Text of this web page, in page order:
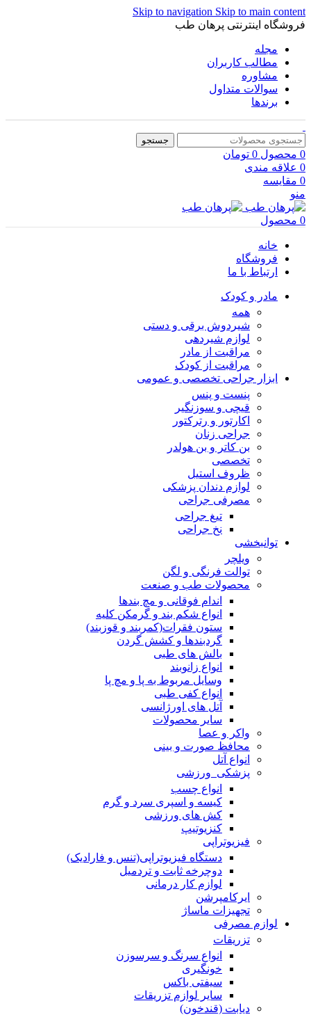
Skip to navigation Skip to main content
فروشگاه اینترنتی پرهان طب
مجله
مطالب کاربران
مشاوره
سوالات متداول
برندها
جستجو
0 محصول 0 تومان
0 علاقه مندی
0 مقایسه
منو
0 محصول
خانه
فروشگاه
ارتباط با ما
مادر و کودک
همه
شیردوش برقی و دستی
لوازم شیردهی
مراقبت از مادر
مراقبت از کودک
ابزار جراحی تخصصی و عمومی
پنست و پنس
قیچی و سوزنگیر
اکارتور و رترکتور
جراحی زنان
بن کاتر و بن هولدر
تخصصی
ظروف استیل
لوازم دندان پزشکی
مصرفی جراحی
تیغ جراحی
نخ جراحی
توانبخشی
ویلچر
توالت فرنگی و لگن
محصولات طب و صنعت
اندام فوقانی و مچ بندها
انواع شکم بند و گرمکن کلیه
ستون فقرات(کمربند و قوزبند)
گردبندها و کشش گردن
بالش های طبی
انواع زانوبند
وسایل مربوط به پا و مچ پا
انواع کفی طبی
آتل های اورژانسی
سایر محصولات
واکر و عصا
محافظ صورت و بینی
انواع آتل
پزشکی_ورزشی
انواع چسب
کیسه و اسپری سرد و گرم
کش های ورزشی
کنزیوتیپ
فیزیوتراپی
دستگاه فیزیوتراپی(تنس و فارادیک)
دوچرخه ثابت و تردمیل
لوازم کار درمانی
ایرکامپرشن
تجهیزات ماساژ
لوازم مصرفی
تزریقات
انواع سرنگ و سرسوزن
خونگیری
سیفتی باکس
سایر لوازم تزریقات
دیابت (قندخون)